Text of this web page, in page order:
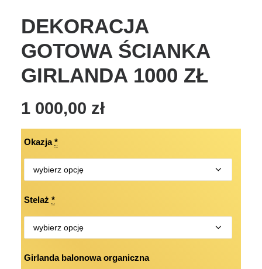
DEKORACJA
GOTOWA ŚCIANKA
GIRLANDA 1000 ZŁ
1 000,00 zł
Okazja *
Stelaż *
Girlanda balonowa organiczna